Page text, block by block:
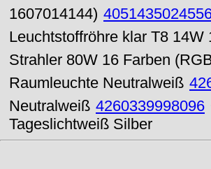
1607014144)
Leuchtstoffröhre klar T8
Strahler 80W 16 Farben
Raumleuchte Neutralweiß
Neutralweiß 4260339998096
Tageslichtweiß Silber